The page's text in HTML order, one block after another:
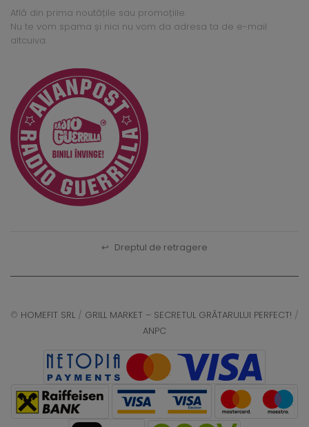
Află din prima noutățile sau promoțiile.
Nu te vom spama și nici nu vom da adresa ta de e-mail
altcuiva.
↩ Dreptul de retragere
© HOMEFIT SRL / GRILL MARKET – SECRETUL GRĂTARULUI PERFECT! /
ANPC